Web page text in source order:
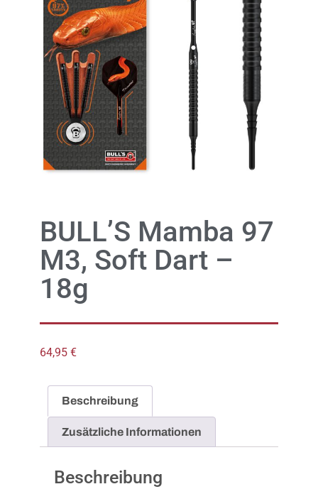
BULL’S Mamba 97
M3, Soft Dart –
18g
64,95 €
Beschreibung
Zusätzliche Informationen
Beschreibung